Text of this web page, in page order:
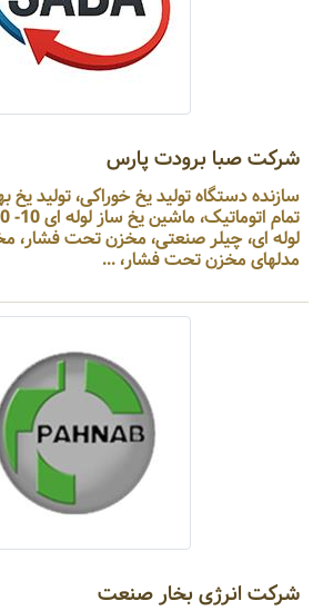
شرکت صبا برودت پارس
سازنده دستگاه تولید یخ خوراکی،
لوله ای، چیلر صنعتی، مخزن تحت فشار،
مدلهای مخزن تحت فشار، ...
شرکت انرژی بخار صنعت